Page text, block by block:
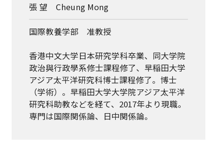
張 望 Cheung Mong
国際教養学部 准教授
香港中文大学日本研究学科卒業、同大学院
政治與行政學系修士課程修了、早稲田大学
アジア太平洋研究科博士課程修了。博士
（学術）。早稲田大学大学院アジア太平洋
研究科助教などを経て、2017年より現職。
専門は国際関係論、日中関係論。